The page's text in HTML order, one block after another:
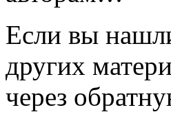
Если вы
других
через